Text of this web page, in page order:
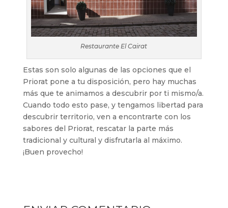
Restaurante El Cairat
Estas son solo algunas de las opciones que el
Priorat pone a tu disposición, pero hay muchas
más que te animamos a descubrir por ti mismo/a.
Cuando todo esto pase, y tengamos libertad para
descubrir territorio, ven a encontrarte con los
sabores del Priorat, rescatar la parte más
tradicional y cultural y disfrutarla al máximo.
¡Buen provecho!